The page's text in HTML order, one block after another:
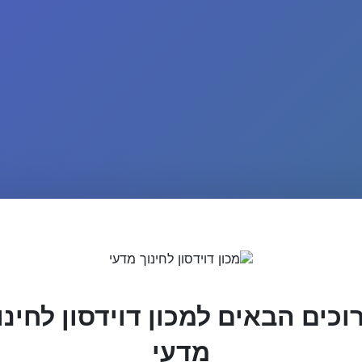
הבאים למכון דוידסון
מדעי